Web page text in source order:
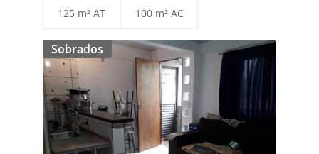
125 m² AT 100 m² AC
Sobrados